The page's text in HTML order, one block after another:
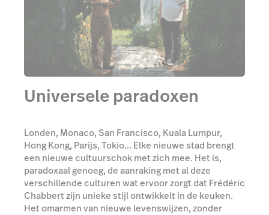
Universele paradoxen
Londen, Monaco, San Francisco, Kuala Lumpur,
Hong Kong, Parijs, Tokio... Elke nieuwe stad brengt
een nieuwe cultuurschok met zich mee. Het is,
paradoxaal genoeg, de aanraking met al deze
verschillende culturen wat ervoor zorgt dat Frédéric
Chabbert zijn unieke stijl ontwikkelt in de keuken.
Het omarmen van nieuwe levenswijzen, zonder